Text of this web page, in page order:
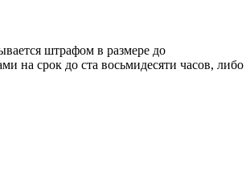
штрафом в размере до
на срок до ста восьмидесяти часов, либо